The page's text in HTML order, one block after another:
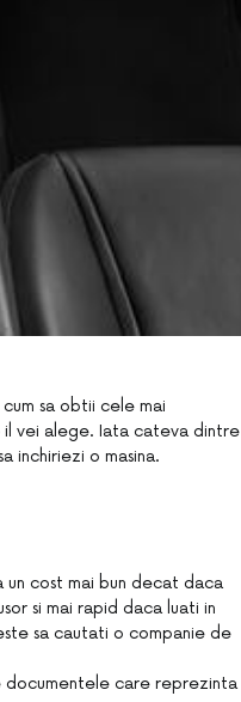
sa obtii cele mai
vei alege. Iata cateva dintre
inchiriezi o masina.
un cost mai bun decat daca
si mai rapid daca luati in
sa cautati o companie de
documentele care reprezinta